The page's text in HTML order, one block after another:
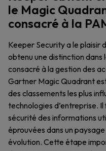
le Magic
consacré à la
Keeper Security a le plaisir
obtenu une distinction
consacré à la gestion des
Gartner Magic Quadrant
des classements les plus
technologies d’entreprise.
sécurité des informations
éprouvées dans un
évolution. Cette étape